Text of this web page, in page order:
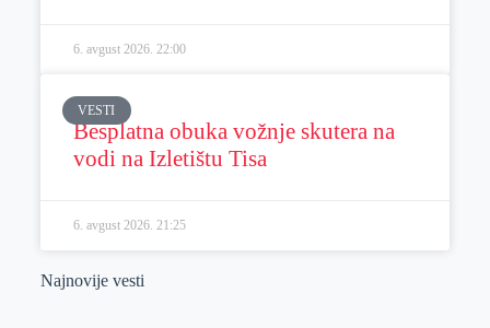
6. avgust 2026. 22:00
VESTI
Besplatna obuka vožnje skutera na
vodi na Izletištu Tisa
6. avgust 2026. 21:25
Najnovije vesti